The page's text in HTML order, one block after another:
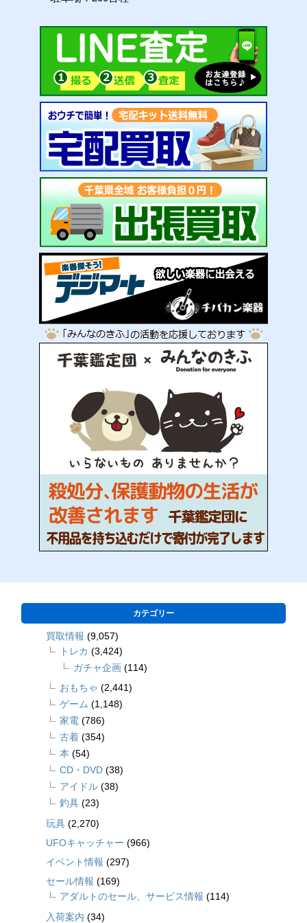
カテゴリー
買取情報 (9,057)
トレカ (3,424)
ガチャ企画 (114)
おもちゃ (2,441)
ゲーム (1,148)
家電 (786)
古着 (354)
本 (54)
CD・DVD (38)
アイドル (38)
釣具 (23)
玩具 (2,270)
UFOキャッチャー (966)
イベント情報 (297)
セール情報 (169)
アダルトのセール、サービス情報 (114)
入荷案内 (34)